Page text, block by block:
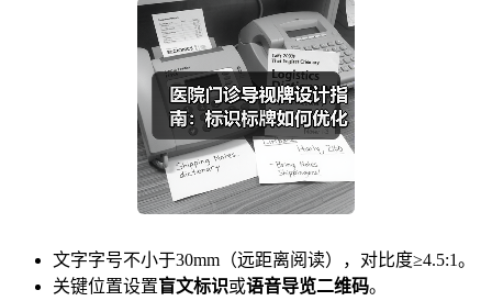
文字字号不小于30mm（远距离阅读），对比度≥4.5:1。
关键位置设置盲文标识或语音导览二维码。